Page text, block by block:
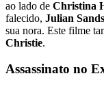
ao lado de Christina
falecido, Julian Sands
sua nora. Este filme
Christie.
Assassinato no